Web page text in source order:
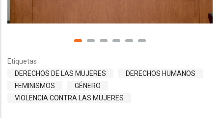
Etiquetas
DERECHOS DE LAS MUJERES
DERECHOS HUMANOS
FEMINISMOS
GÉNERO
VIOLENCIA CONTRA LAS MUJERES